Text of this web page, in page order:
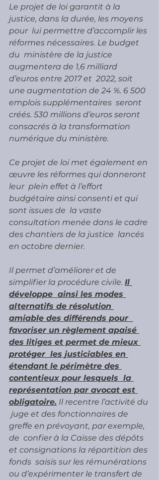
Le projet de loi garantit à la
justice, dans la durée, les moyens
pour  lui permettre d’accomplir les
réformes nécessaires. Le budget
du  ministère de la justice
augmentera de 1,6 milliard
d’euros entre 2017 et  2022, soit
une augmentation de 24 %. 6 500
emplois supplémentaires  seront
créés. 530 millions d’euros seront
consacrés à la transformation
numérique du ministère.
Ce projet de loi met également en
œuvre les réformes qui donneront
leur  plein effet à l’effort
budgétaire ainsi consenti et qui
sont issues de  la vaste
consultation menée dans le cadre
des chantiers de la justice  lancés
en octobre dernier.
Il permet d’améliorer et de
simplifier la procédure civile. Il
développe  ainsi les modes
alternatifs de résolution
amiable des différends pour
favoriser un règlement apaisé
des litiges et permet de mieux
protéger  les justiciables en
étendant le périmètre des
contentieux pour lesquels  la
représentation par avocat est
obligatoire. Il recentre l’activité du
juge et des fonctionnaires de
greffe en prévoyant, par exemple,
de  confier à la Caisse des dépôts
et consignations la répartition des
fonds  saisis sur les rémunérations
ou d’expérimenter le transfert de